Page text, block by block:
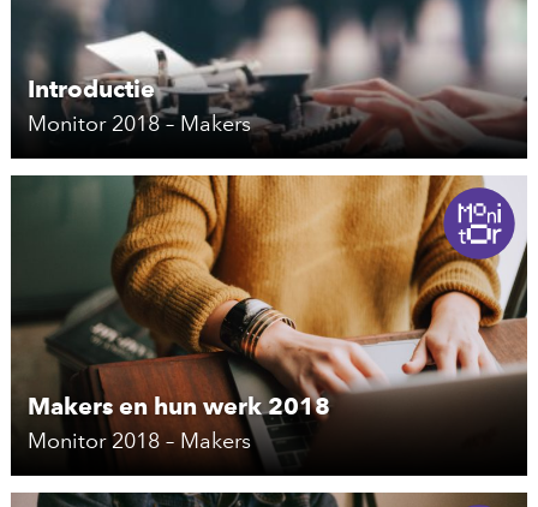
Introductie
Monitor 2018 – Makers
Makers en hun werk 2018
Monitor 2018 – Makers